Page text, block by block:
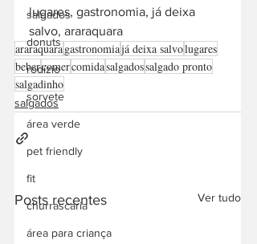
salgados
donuts
rodízio
sorvete
área verde
pet friendly
fit
churrascaria
área para criança
lugares, gastronomia, já deixa
salvo, araraquara
araraquaragastronomiajá deixa salvolugares
bebercomercomidasalgadossalgado pronto
salgadinho
salgados
Posts recentes Ver tudo